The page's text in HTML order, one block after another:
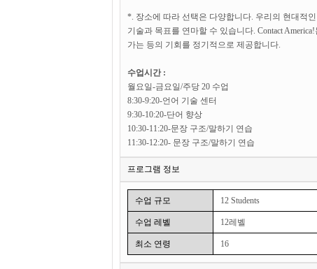
*. 장소에 따라 선택은 다양합니다. 우리의 현대적
기술과 목표를 연마할 수 있습니다. Contact
가는 등의 기회를 정기적으로 제공합니다.
수업시간 :
월요일-금요일/주당 20 수업
8:30-9:20-언어 기술 센터
9:30-10:20-단어 향상
10:30-11:20-문장 구조/말하기 연습
11:30-12:20- 문장 구조/말하기 연습
프로그램 정보
수업 규모 12 Students
수업 레벨 12레벨
최소 연령 16